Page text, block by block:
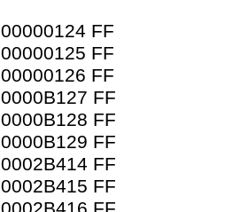
00000124 FF
00000125 FF
00000126 FF
0000B127 FF
0000B128 FF
0000B129 FF
0002B414 FF
0002B415 FF